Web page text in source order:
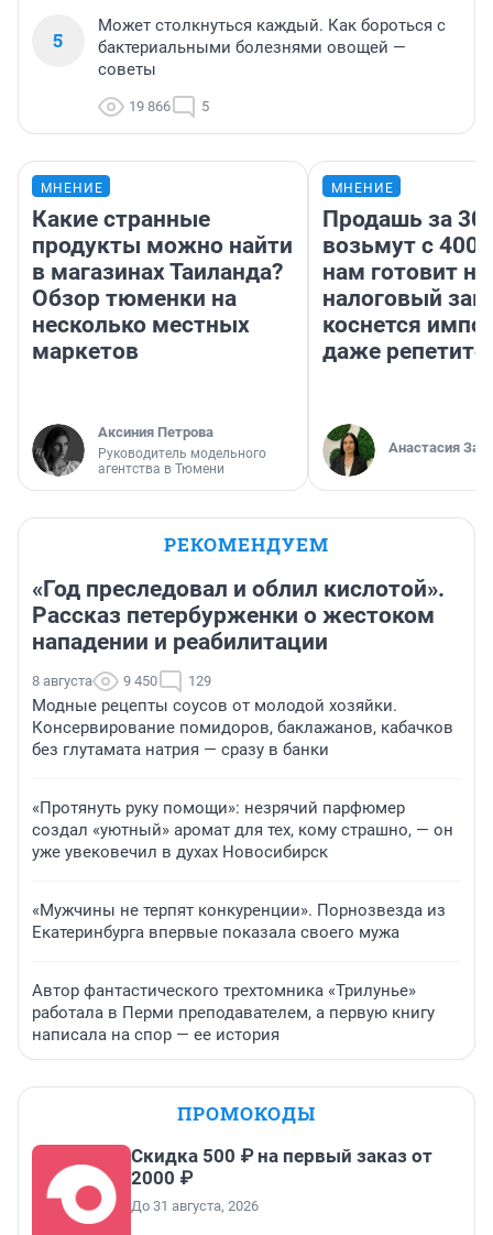
5
Может столкнуться каждый. Как бороться с
бактериальными болезнями овощей —
советы
19 866 5
МНЕНИЕ
Какие странные
продукты можно найти
в магазинах Таиланда?
Обзор тюменки на
несколько местных
маркетов
Аксиния Петрова
Руководитель модельного
агентства в Тюмени
МНЕНИЕ
Продашь за
возьмут с
нам готовит
налоговый
коснется
даже
Анастасия
РЕКОМЕНДУЕМ
«Год преследовал и облил кислотой».
Рассказ петербурженки о жестоком
нападении и реабилитации
8 августа 9 450 129
Модные рецепты соусов от молодой хозяйки.
Консервирование помидоров, баклажанов, кабачков
без глутамата натрия — сразу в банки
«Протянуть руку помощи»: незрячий парфюмер
создал «уютный» аромат для тех, кому страшно, — он
уже увековечил в духах Новосибирск
«Мужчины не терпят конкуренции». Порнозвезда из
Екатеринбурга впервые показала своего мужа
Автор фантастического трехтомника «Трилунье»
работала в Перми преподавателем, а первую книгу
написала на спор — ее история
ПРОМОКОДЫ
Скидка 500 ₽ на первый заказ от
2000 ₽
До 31 августа, 2026